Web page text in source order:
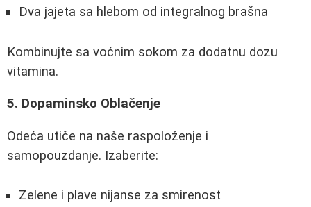
Dva jajeta sa hlebom od integralnog brašna
Kombinujte sa voćnim sokom za dodatnu dozu
vitamina.
5. Dopaminsko Oblačenje
Odeća utiče na naše raspoloženje i
samopouzdanje. Izaberite:
Zelene i plave nijanse za smirenost